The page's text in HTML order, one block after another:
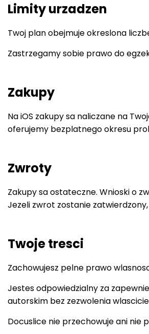
Limity urzadzen
Twoj plan obejmuje okreslona
Zastrzegamy sobie prawo do
Zakupy
Na iOS zakupy sa naliczane na
oferujemy bezplatnego okresu
Zwroty
Zakupy sa ostateczne. Wnioski o
Jezeli zwrot zostanie
Twoje tresci
Zachowujesz pelne prawo
Jestes odpowiedzialny za
autorskim bez zezwolenia
Docuslice nie przechowuje ani nie